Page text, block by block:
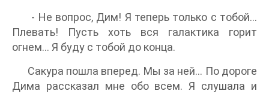
- Не вопрос, Дим! Я теперь только с тобой...
Плевать! Пусть хоть вся галактика горит
огнем… Я буду с тобой до конца.
Сакура пошла вперед. Мы за ней… По дороге
Дима рассказал мне обо всем. Я слушала и